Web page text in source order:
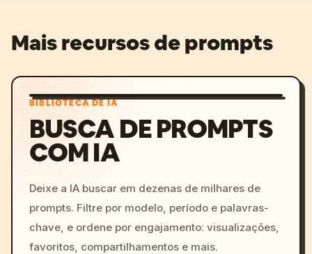
Mais recursos de prompts
BIBLIOTECA DE IA
BUSCA DE PROMPTS
COM IA
Deixe a IA buscar em dezenas de milhares de
prompts. Filtre por modelo, período e palavras-
chave, e ordene por engajamento: visualizações,
favoritos, compartilhamentos e mais.